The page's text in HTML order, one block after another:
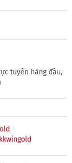
tuyến hàng đầu,